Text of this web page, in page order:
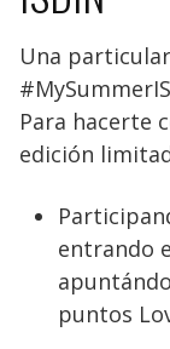
Una
Para hacerte
edición
entrando
puntos